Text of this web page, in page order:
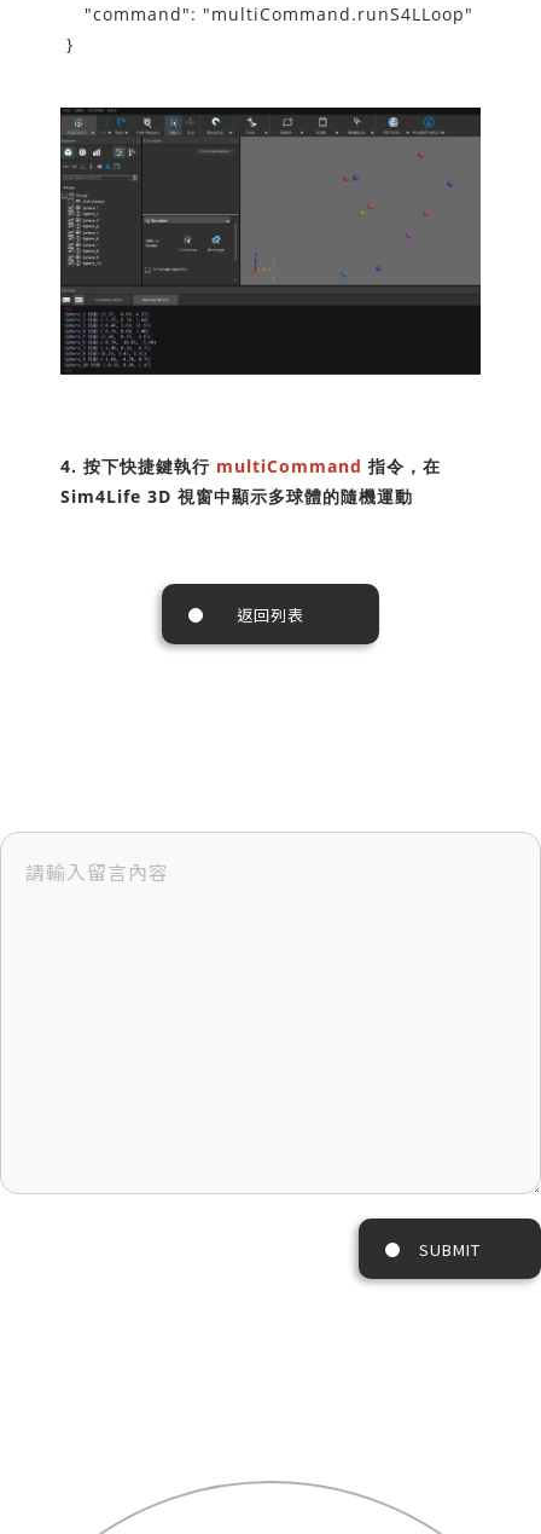
"command": "multiCommand.runS4LLoop"
}
4. 按下快捷鍵執行 multiCommand 指令，在
Sim4Life 3D 視窗中顯示多球體的隨機運動
返回列表
SUBMIT